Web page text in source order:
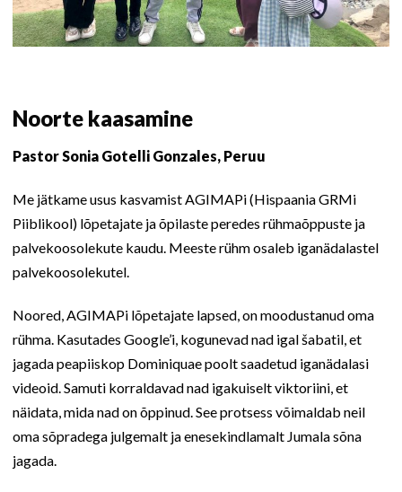
Noorte kaasamine
Pastor Sonia Gotelli Gonzales, Peruu
Me jätkame usus kasvamist AGIMAPi (Hispaania GRMi
Piiblikool) lõpetajate ja õpilaste peredes rühmaõppuste ja
palvekoosolekute kaudu. Meeste rühm osaleb iganädalastel
palvekoosolekutel.
Noored, AGIMAPi lõpetajate lapsed, on moodustanud oma
rühma. Kasutades Google’i, kogunevad nad igal šabatil, et
jagada peapiiskop Dominiquae poolt saadetud iganädalasi
videoid. Samuti korraldavad nad igakuiselt viktoriini, et
näidata, mida nad on õppinud. See protsess võimaldab neil
oma sõpradega julgemalt ja enesekindlamalt Jumala sõna
jagada.